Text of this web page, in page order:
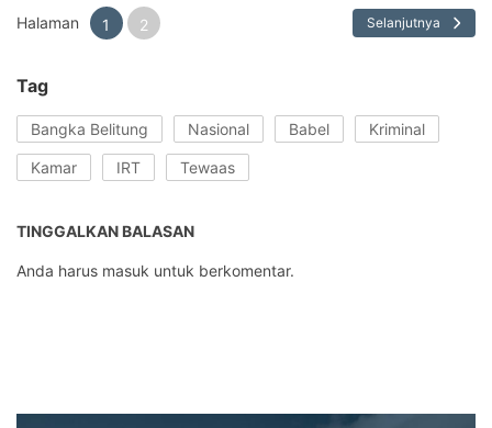
Halaman 1 2 Selanjutnya
Tag
Bangka Belitung Nasional Babel Kriminal
Kamar IRT Tewaas
TINGGALKAN BALASAN
Anda harus masuk untuk berkomentar.